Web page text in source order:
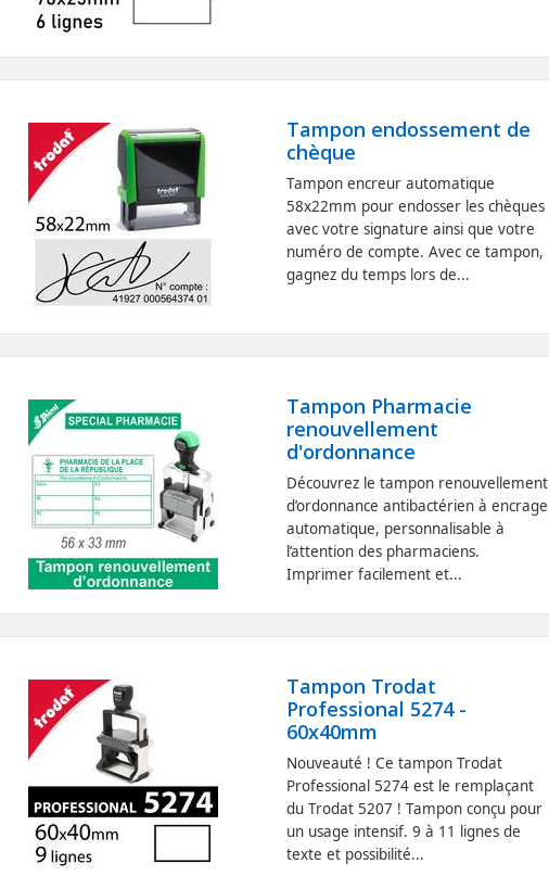
Tampon endossement de
chèque
Tampon encreur automatique
58x22mm pour endosser les chèques
avec votre signature ainsi que votre
numéro de compte. Avec ce tampon,
gagnez du temps lors de...
Tampon Pharmacie
renouvellement
d'ordonnance
Découvrez le tampon renouvellement
d’ordonnance antibactérien à encrage
automatique, personnalisable à
l’attention des pharmaciens.
Imprimer facilement et...
Tampon Trodat
Professional 5274 -
60x40mm
Nouveauté ! Ce tampon Trodat
Professional 5274 est le remplaçant
du Trodat 5207 ! Tampon conçu pour
un usage intensif. 9 à 11 lignes de
texte et possibilité...